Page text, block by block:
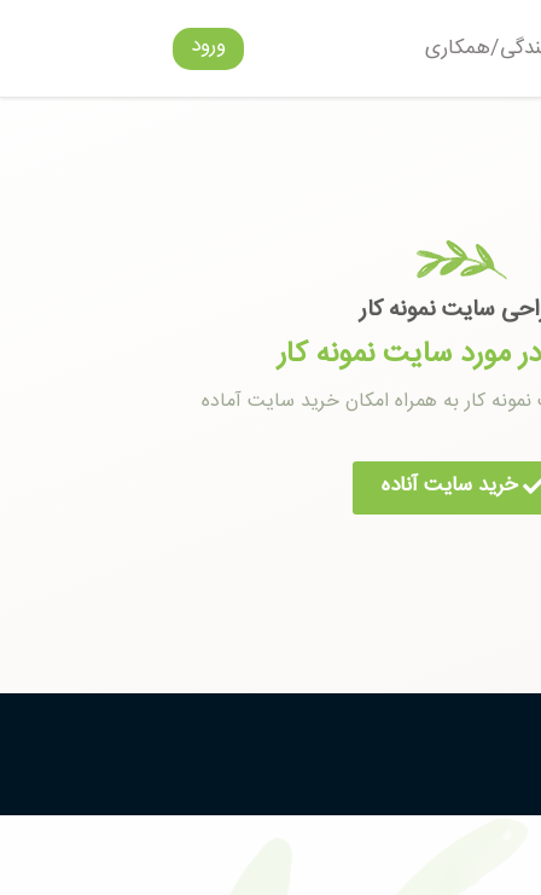
همکاری ورود
سایت نمونه کار
مورد سایت نمونه کار
کار به همراه امکان خرید سایت آماده
خرید سایت آناده